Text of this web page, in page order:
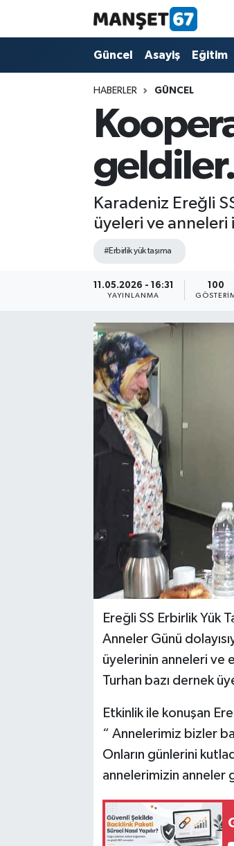
Güncel Asayiş Eğitim
HABERLER GÜNCEL
Karadeniz Ereğli
üyeleri ve anneleri
#Erbirlik yük taşıma
11.05.2026 - 16:31
YAYINLANMA
100
Ereğli SS Erbirlik Yük
Anneler Günü
üyelerinin anneleri ve
Turhan bazı dernek
Etkinlik ile konuşan
“ Annelerimiz bizler
Onların günlerini
annelerimizin anneler